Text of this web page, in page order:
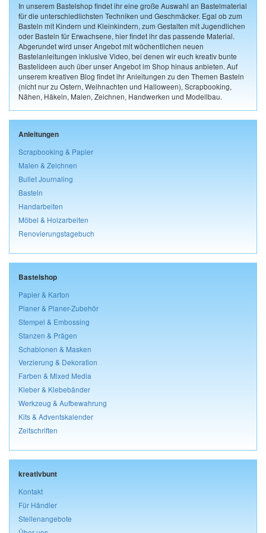
In unserem Bastelshop findet ihr eine große Auswahl an Bastelmaterial
für die unterschiedlichsten Techniken und Geschmäcker. Egal ob zum
Basteln mit Kindern und Kleinkindern, zum Gestalten mit Jugendlichen
oder Basteln für Erwachsene, hier findet ihr das passende Material.
Abgerundet wird unser Angebot mit wöchentlichen neuen
Bastelanleitungen inklusive Video, bei denen wir euch kreativ bunte
Bastelideen auch über unser Angebot im Shop hinaus anbieten. Auf
unserem kreativen Blog findet ihr Anleitungen zu den Themen Basteln
(nicht nur zu Ostern, Weihnachten und Halloween), Scrapbooking,
Nähen, Häkeln, Malen, Zeichnen, Handwerken und Modellbau.
Anleitungen
Scrapbooking & Papier
Malen & Zeichnen
Bullet Journaling
Basteln
Handarbeiten
Möbel & Holzarbeiten
Renovierungstagebuch
Bastelshop
Papier & Karton
Planer & Planer-Zubehör
Stempel & Embossing
Stanzen & Prägen
Schablonen & Masken
Verzierung & Dekoration
Farben & Mixed Media
Kleber & Klebebänder
Werkzeug & Aufbewahrung
Kits & Adventskalender
Zeitschriften
kreativbunt
Kontakt
Für Händler
Stellenangebote